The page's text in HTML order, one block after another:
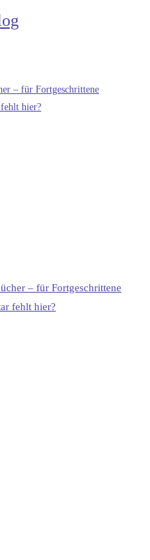
– für Fortgeschrittene
hier?
– für Fortgeschrittene
fehlt hier?